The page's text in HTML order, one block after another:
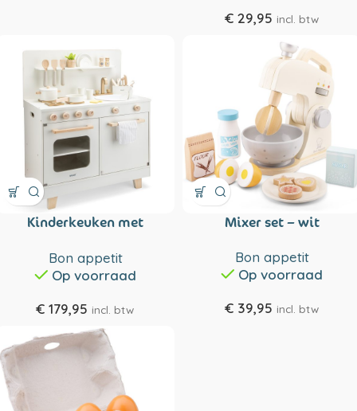
€29,95 incl. btw
Kinderkeuken met
Bon appetit
Op voorraad
€ 179,95 incl. btw
Mixer set – wit
Bon appetit
Op voorraad
€39,95 incl. btw